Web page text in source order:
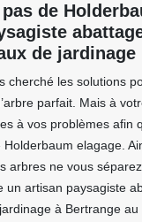
de
de jardinage
cherché les solutions
parfait. Mais à
à vos problèmes afin
elagage.
arbres ne vous
un artisan paysagiste
à Bertrange au